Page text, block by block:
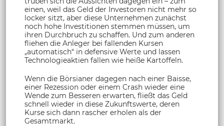
einen, weil das Geld der Investoren nicht mehr so
locker sitzt, aber diese Unternehmen zunächst
noch hohe Investitionen stemmen müssen, um
ihren Durchbruch zu schaffen. Und zum anderen
fliehen die Anleger bei fallenden Kursen
„automatisch“ in defensive Werte und lassen
Technologieaktien fallen wie heiße Kartoffeln.
Wenn die Börsianer dagegen nach einer Baisse,
einer Rezession oder einem Crash wieder eine
Wende zum Besseren erwarten, fließt das Geld
schnell wieder in diese Zukunftswerte, deren
Kurse sich dann rascher erholen als der
Gesamtmarkt.